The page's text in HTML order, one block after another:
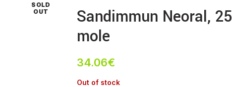
SOLD
OUT
Sandimmun Neoral,
mole
34.06€
Out of stock